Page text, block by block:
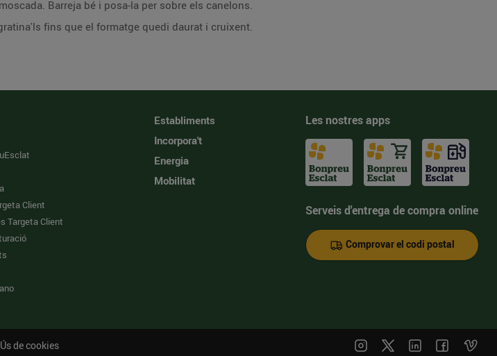
Barreja bé i posa-la per sobre els canelons.
fins que el formatge quedi daurat i cruixent.
Client
Targeta Client
Establiments
Incorpora't
Energia
Mobilitat
Les nostres apps
Serveis d'entrega de compra online
Comprovar el codi postal
Ús de cookies